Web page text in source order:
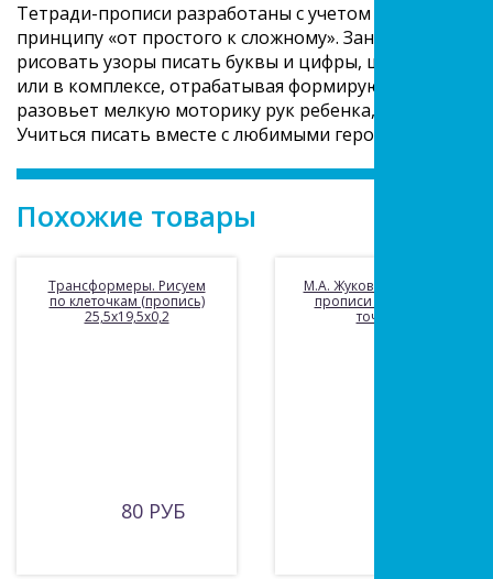
Тетради-прописи разработаны с учетом
принципу «от простого к сложному». Занимаясь по
рисовать узоры писать буквы и цифры,
или в комплексе, отрабатывая формирующиеся
разовьет мелкую моторику рук ребенка,
Учиться писать вместе с любимыми героями — проще
Похожие товары
Трансформеры. Рисуем
по клеточкам (пропись)
25,5х19,5х0,2
80 РУБ
М.А. Жукова. Мои первые
прописи с опорными
точками.